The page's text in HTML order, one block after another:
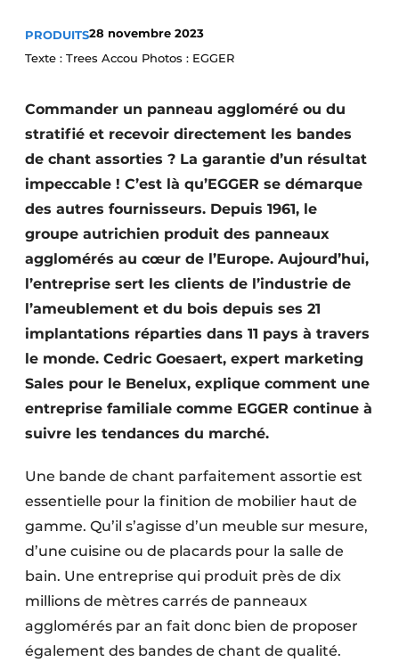
Privacy / Cookie statement
S’inscrire
S’inscrire
Video’s
PRODUITS28 novembre 2023
Texte : Trees Accou Photos : EGGER
Commander un panneau aggloméré ou du
stratifié et recevoir directement les bandes
de chant assorties ? La garantie d’un résultat
impeccable ! C’est là qu’EGGER se démarque
des autres fournisseurs. Depuis 1961, le
groupe autrichien produit des panneaux
agglomérés au cœur de l’Europe. Aujourd’hui,
l’entreprise sert les clients de l’industrie de
l’ameublement et du bois depuis ses 21
implantations réparties dans 11 pays à travers
le monde. Cedric Goesaert, expert marketing
Sales pour le Benelux, explique comment une
entreprise familiale comme EGGER continue à
suivre les tendances du marché.
Une bande de chant parfaitement assortie est
essentielle pour la finition de mobilier haut de
gamme. Qu’il s’agisse d’un meuble sur mesure,
d’une cuisine ou de placards pour la salle de
bain. Une entreprise qui produit près de dix
millions de mètres carrés de panneaux
agglomérés par an fait donc bien de proposer
également des bandes de chant de qualité.